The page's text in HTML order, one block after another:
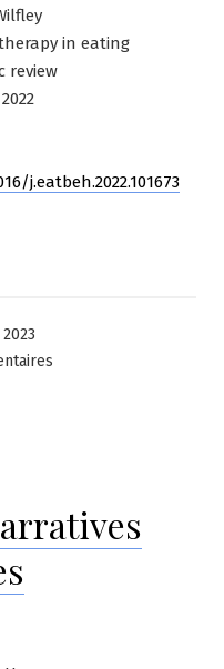
in eating
review
j.eatbeh.2022.101673